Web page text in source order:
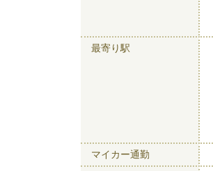
最寄り駅
マイカー通勤